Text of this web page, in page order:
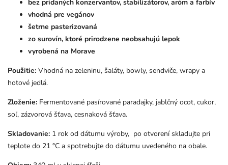
bez pridaných konzervantov, stabilizátorov, aróm a farbív
vhodná pre vegánov
šetrne pasterizovaná
zo surovín, ktoré prirodzene neobsahujú lepok
vyrobená na Morave
Použitie: Vhodná na zeleninu, šaláty, bowly, sendviče, wrapy a
hotové jedlá.
Zloženie: Fermentované pasírované paradajky, jablčný ocot, cukor,
soľ, zázvorová šťava, cesnaková šťava.
Skladovanie: 1 rok od dátumu výroby, po otvorení skladujte pri
teplote do 21 °C a spotrebujte do dátumu uvedeného na obale.